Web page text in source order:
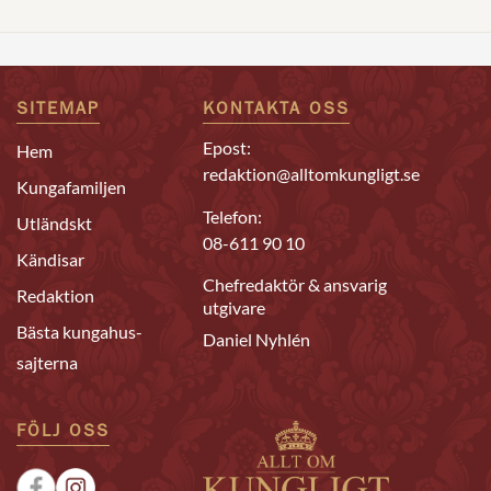
SITEMAP
Hem
Kungafamiljen
Utländskt
Kändisar
Redaktion
Bästa kungahus-
sajterna
KONTAKTA OSS
Epost:
redaktion@alltomkungligt.se
Telefon:
08-611 90 10
Chefredaktör & ansvarig
utgivare
Daniel Nyhlén
FÖLJ OSS